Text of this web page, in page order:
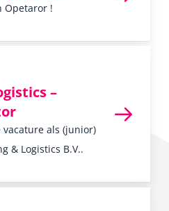
Opetaror !
–
als (junior)
& Logistics B.V..